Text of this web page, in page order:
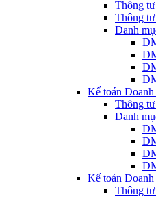
Thông
Thông
Danh
Kế toán
Thông
Danh
Kế toán
Thông